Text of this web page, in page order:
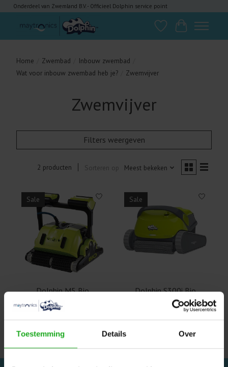
Toestemming Details Over
Onderdeel van Zwemland B.V. - Officieel Dolphin service point
VerlanglijstWinkelwagen
Home Zwembad Inbouw zwembad
Wat voor inbouw zwembad heb je?
Zwemvijver
Zwemvijver
Filters weergeven
2 producten Sorteren op Meest bekeken
Sale
Dolphin M5 Bio
Zwembadrobot
Sale
Dolphin S300i Bio
Zwembad en
zwemvijver robot